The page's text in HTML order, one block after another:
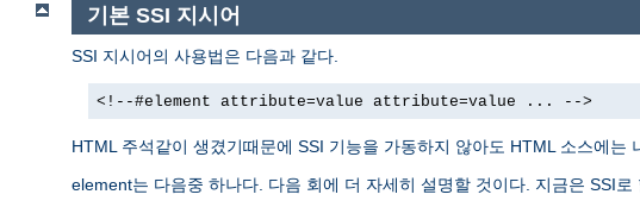
기본 SSI 지시어
SSI 지시어의 사용법은 다음과 같다.
<!--#element attribute=value attribute=value ... -->
HTML 주석같이 생겼기때문에 SSI 기능을 가동하지 않아도 HTML 소스에
element는 다음중 하나다. 다음 회에 더 자세히 설명할 것이다. 지금은 SSI